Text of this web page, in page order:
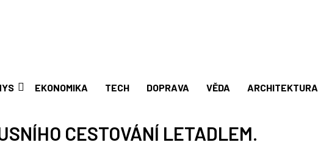
EKONOMIKA TECH DOPRAVA VĚDA ARCHITEKTURA
CESTOVÁNÍ LETADLEM.